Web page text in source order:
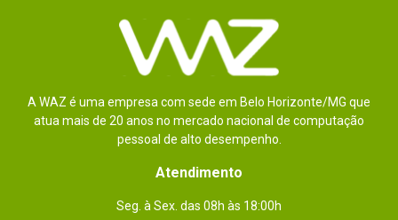
A WAZ é uma empresa com sede em Belo Horizonte/MG que
atua mais de 20 anos no mercado nacional de computação
pessoal de alto desempenho.
Atendimento
Seg. à Sex. das 08h às 18:00h